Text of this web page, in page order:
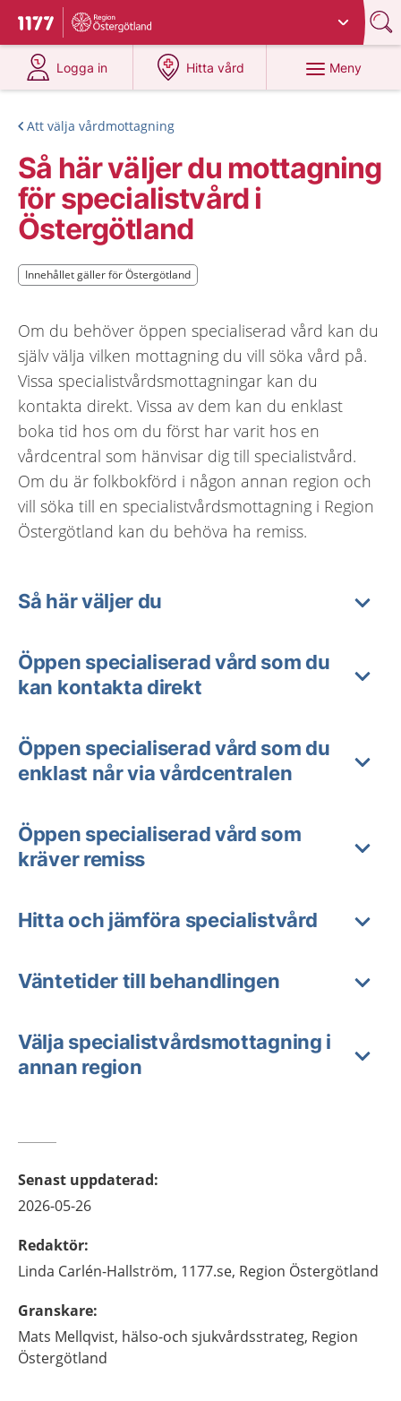
Till startsidan för 1177
Du har valt region
Logga in
på 1177.se
Hitta vård
på 1177.se
Meny
Att välja vårdmottagning
Så här väljer du mottagning
för specialistvård i
Östergötland
Innehållet gäller för Östergötland
Innehållet gäller för Östergötland
Om du behöver öppen specialiserad vård kan du
själv välja vilken mottagning du vill söka vård på.
Vissa specialistvårdsmottagningar kan du
kontakta direkt. Vissa av dem kan du enklast
boka tid hos om du först har varit hos en
vårdcentral som hänvisar dig till specialistvård.
Om du är folkbokförd i någon annan region och
vill söka till en specialistvårdsmottagning i Region
Östergötland kan du behöva ha remiss.
Så här väljer du
Öppen specialiserad vård som du
kan kontakta direkt
Öppen specialiserad vård som du
enklast når via vårdcentralen
Öppen specialiserad vård som
kräver remiss
Hitta och jämföra specialistvård
Väntetider till behandlingen
Välja specialistvårdsmottagning i
annan region
Senast uppdaterad:
2026-05-26
Redaktör:
Linda Carlén-Hallström, 1177.se, Region Östergötland
Granskare:
Mats Mellqvist, hälso-och sjukvårdsstrateg, Region
Östergötland